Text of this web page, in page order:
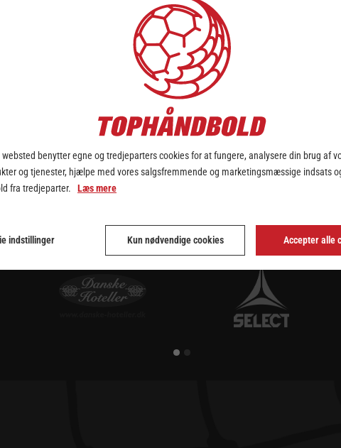
bronzemedaljerne
Håndbold med årets bronzemedaljer i Bambusa Kvindeligaen.
med en redningsprocent på hele 45,71.
og en stor tak til begge hold for en fantastisk sæson.
websted benytter egne og tredjeparters cookies for at fungere, analysere din brug af
og tjenester, hjælpe med vores salgsfremmende og marketingsmæssige indsats
fra tredjeparter. Læs mere
indstillinger Kun nødvendige cookies Accepter alle